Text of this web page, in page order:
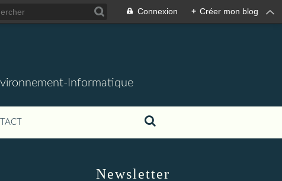
Connexion + Créer mon blog
Informatique
Newsletter